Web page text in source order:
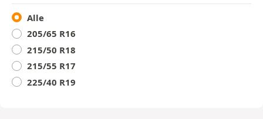
Alle
205/65 R16
215/50 R18
215/55 R17
225/40 R19